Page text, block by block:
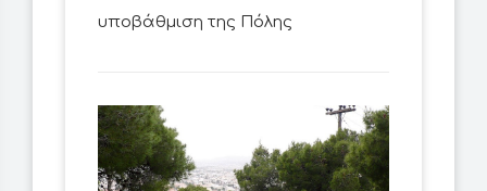
υποβάθμιση της Πόλης